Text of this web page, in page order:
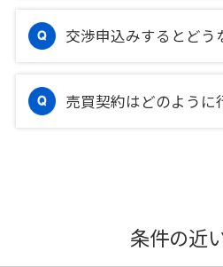
交渉申込みするとどう
売買契約はどのように
条件の近